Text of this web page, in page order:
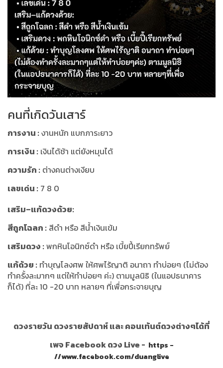
คนที่เกิดวันเสาร์
การงาน :งานหนัก แบกภาระยาว
การเงิน : เงินได้ช้า แต่ยังหมุนได้
ความรัก : ต่างคนต่างเงียบ
เลขเด่น : 7 8 0
เสริม–แก้ดวงด้วย:
สีถูกโฉลก : สีดำ หรือ สีน้ำเงินเข้ม
เสริมดวง :พกหินโอนิกซ์ดำ หรือ เบี้ยปี้เรียกทรัพย์
แก้ด้วย : ทำบุญโลงศพ ให้ศพไร้ญาติ อนาถา ทำบ่อยๆ (ไม่ต้อง
ทำครั้งละมากๆ แต่ให้ทำบ่อยๆ ค่ะ) ตามมูลนิธิ (ในแอปธนาคาร
ก็ได้) ที่ละ 10 -20 บาท หลายๆ ที่เพื่อกระจายบุญ
ดวงรายวัน ดวงรายสัปดาห์ และ คอนเท้นต์ดวงต่างๆได้ที่
เพจ Facebook ดวง Live - https -
//www.facebook.com/duanglive